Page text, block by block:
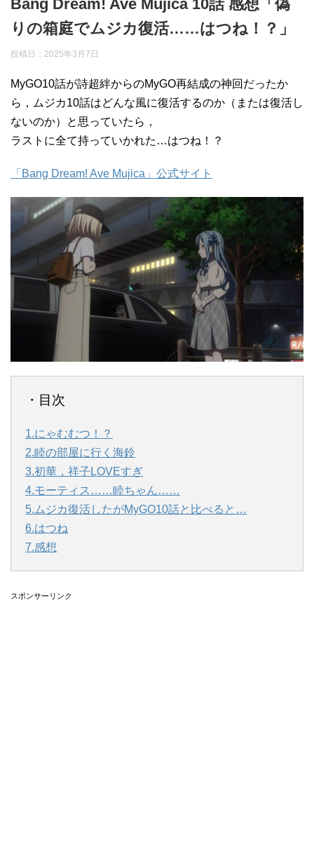
Bang Dream! Ave Mujica 10話 感想「偽
りの箱庭でムジカ復活……はつね！？」
投稿日： 2025年3月7日
MyGO10話が詩超絆からのMyGO再結成の神回だったか
ら，ムジカ10話はどんな風に復活するのか（または復活し
ないのか）と思っていたら，
ラストに全て持っていかれた…はつね！？
「Bang Dream! Ave Mujica」公式サイト
・目次
1.にゃむむつ！？
2.睦の部屋に行く海鈴
3.初華，祥子LOVEすぎ
4.モーティス……睦ちゃん……
5.ムジカ復活したがMyGO10話と比べると…
6.はつね
7.感想
スポンサーリンク